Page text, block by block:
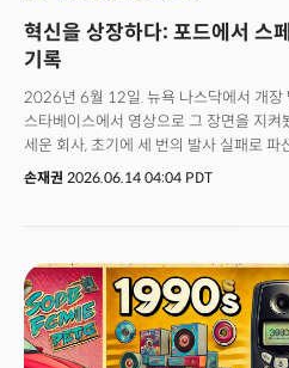
혁신을 상장하다: 포드에서 스
기록
2026년 6월 12일. 뉴욕 나스닥에서 개장
스타베이스에서 영상으로 그 장면을 지
세운 회사, 초기에 세 번의 발사 실패로
상장에 성공했다.스페이스X는 단순한 로
달러 자산가가 됐다.👉 스페이스X, 시총
폰지 사기” 비판도
손재권 2026.06.14 04:04 PDT